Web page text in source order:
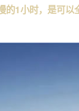
的1小时，是可以